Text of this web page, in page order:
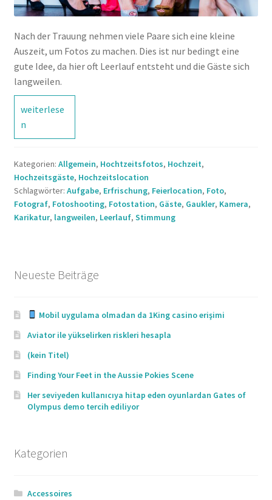
Nach der Trauung nehmen viele Paare sich eine kleine
Auszeit, um Fotos zu machen. Dies ist nur bedingt eine
gute Idee, da hier oft Leerlauf entsteht und die Gäste sich
langweilen.
Was
machen
unsere
während
wir
beim
Fotoshooting
weiterlese
n
Kategorien: Allgemein, Hochtzeitsfotos, Hochzeit,
Hochzeitsgäste, Hochzeitslocation
Schlagwörter: Aufgabe, Erfrischung, Feierlocation, Foto,
Fotograf, Fotoshooting, Fotostation, Gäste, Gaukler, Kamera,
Karikatur, langweilen, Leerlauf, Stimmung
Neueste Beiträge
Mobil uygulama olmadan da 1King casino erişimi
Aviator ile yükselirken riskleri hesapla
(kein Titel)
Finding Your Feet in the Aussie Pokies Scene
Her seviyeden kullanıcıya hitap eden oyunlardan Gates of
Olympus demo tercih ediliyor
Kategorien
Accessoires